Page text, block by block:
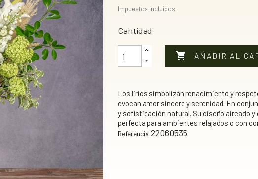
Impuestos incluidos
Cantidad
 AÑADIR AL
Los lirios simbolizan renacimiento y
evocan amor sincero y serenidad. En
y sofisticación natural. Su diseño aireado
perfecta para ambientes relajados o con
Referencia 22060535